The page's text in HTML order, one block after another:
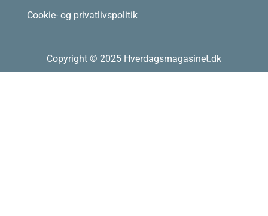
Cookie- og privatlivspolitik
Copyright © 2025 Hverdagsmagasinet.dk